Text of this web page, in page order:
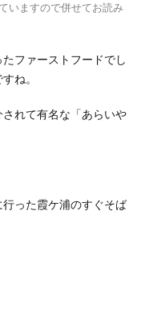
いますので併せてお読み
ファーストフードでし
ね。
れて有名な「あらいや
った霞ケ浦のすぐそば